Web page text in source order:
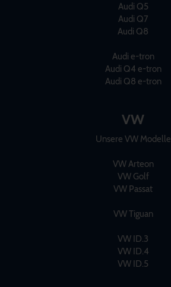
Audi Q5
Audi Q7
Audi Q8
Audi e-tron
Audi Q4 e-tron
Audi Q8 e-tron
VW
Unsere VW Modelle
VW Arteon
VW Golf
VW Passat
VW Tiguan
VW ID.3
VW ID.4
VW ID.5